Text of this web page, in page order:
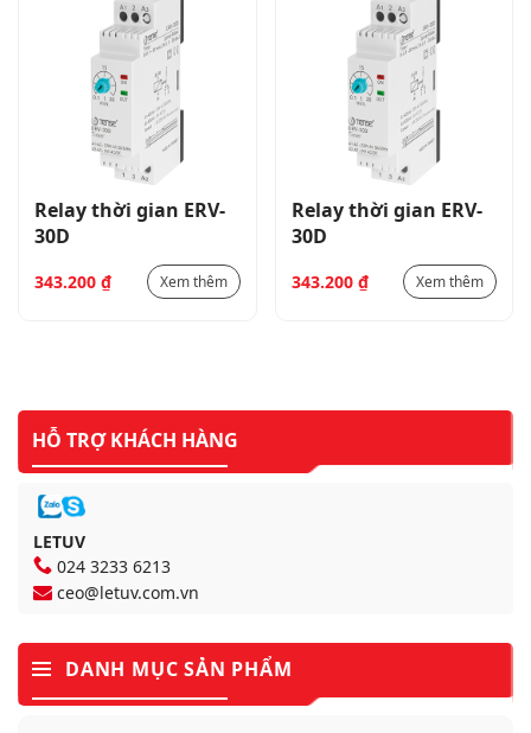
Relay thời gian ERV-
30D
343.200 ₫ Xem thêm
Relay thời gian ERV-
30D
343.200 ₫ Xem thêm
HỖ TRỢ KHÁCH HÀNG
LETUV
024 3233 6213
ceo@letuv.com.vn
DANH MỤC SẢN PHẨM